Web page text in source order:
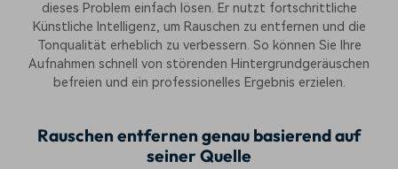
dieses Problem einfach lösen. Er nutzt fortschrittliche
Künstliche Intelligenz, um Rauschen zu entfernen und die
Tonqualität erheblich zu verbessern. So können Sie Ihre
Aufnahmen schnell von störenden Hintergrundgeräuschen
befreien und ein professionelles Ergebnis erzielen.
Rauschen entfernen genau basierend auf
seiner Quelle